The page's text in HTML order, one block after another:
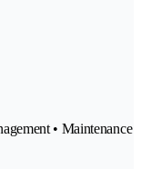
• Maintenance